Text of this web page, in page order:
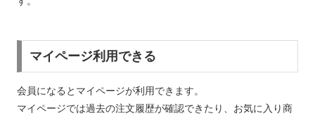
マイページ利用できる
会員になるとマイページが利用できます。
マイページでは過去の注文履歴が確認できたり、お気に入り商